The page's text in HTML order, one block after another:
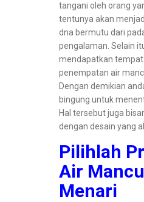
tangani oleh orang
tentunya akan
dna bermutu dari
pengalaman. Selain
mendapatkan
penempatan air
Dengan demikian
bingung untuk
Hal tersebut juga
dengan desain yang
Pilihlah
Air
Menari